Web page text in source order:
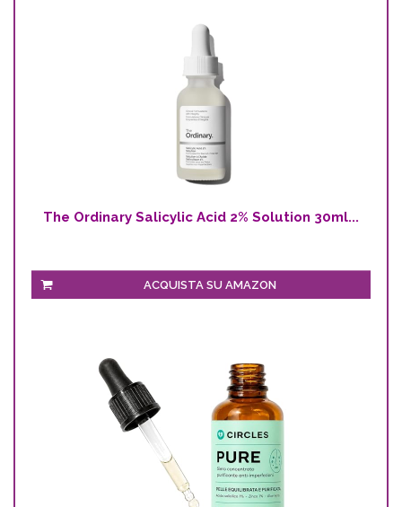
The Ordinary Salicylic Acid 2% Solution 30ml...
ACQUISTA SU AMAZON